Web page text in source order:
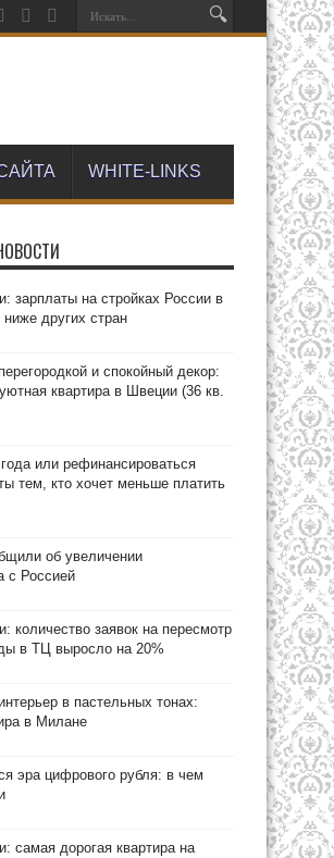
WHITE-LINKS
зарплаты на стройках России в
других стран
и спокойный декор:
квартира в Швеции (36 кв.
или рефинансироваться
тем, кто хочет меньше платить
об увеличении
с Россией
количество заявок на пересмотр
в ТЦ выросло на 20%
в пастельных тонах:
в Милане
эра цифрового рубля: в чем
самая дорогая квартира на